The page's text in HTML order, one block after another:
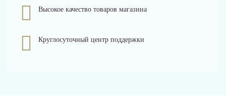
Высокое качество товаров магазина
Круглосуточный центр поддержки